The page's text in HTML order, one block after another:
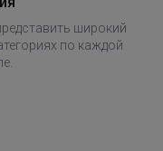
широкий
по каждой